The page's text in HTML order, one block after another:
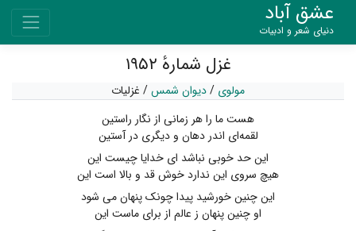
عشق آباد
دنیای شعر و ادبیات
غزل شمارهٔ ۱۹۵۲
مولوی /دیوان شمس/ غزلیات
هست ما را هر زمانی از نگار راستین
لقمه‌ای اندر دهان و دیگری در آستین
این حد خوبی نباشد ای خدایا چیست این
هیچ سروی این ندارد خوش قد و بالا است این
این چنین خورشید پیدا چونک پنهان می شود
او چنین پنهان ز عالم از برای ماست این